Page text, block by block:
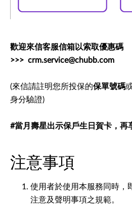
歡迎來信客服信箱以索取優惠碼
>>> crm.service@chubb.com
(來信請註明您所投保的保單號碼
身分驗證)
#當月壽星出示保戶生日賀卡，再
注意事項
使用者於使用本服務同時，
注意及聲明事項之規範。